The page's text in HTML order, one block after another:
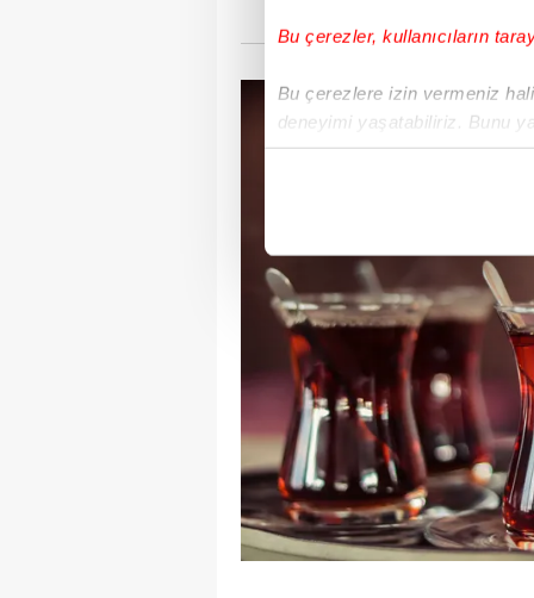
Bu çerezler, kullanıcıların
Bu çerezlere izin vermeniz
deneyimi yaşatabiliriz. Bunu
içerikleri sunabilmek adına
Sizlere daha iyi bir hizmet
çerezler vasıtasıyla çeşitli
amacıyla kullanılmaktadır.
reklam/pazarlama faaliyetlerinin
Çerezlere ilişkin tercihlerinizi
butonuna tıklayabilir,Çerez
6698 sayılı Kişisel Verilerin
mevzuata uygun olarak